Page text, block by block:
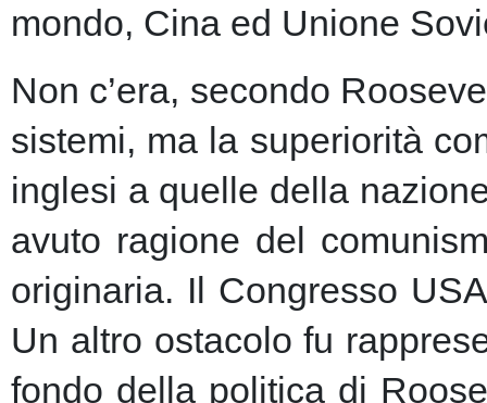
mondo, Cina ed Unione
Non c’era, secondo
sistemi, ma la superiorità
inglesi a quelle della
avuto ragione del
originaria. Il Congresso
Un altro ostacolo fu
fondo della politica di